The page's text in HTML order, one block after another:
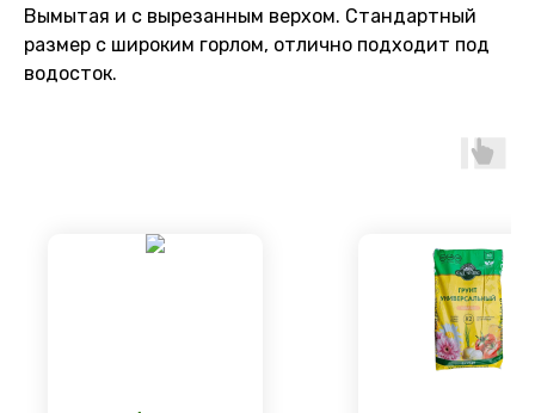
Вымытая и с вырезанным верхом. Стандартный
размер с широким горлом, отлично подходит под
водосток.